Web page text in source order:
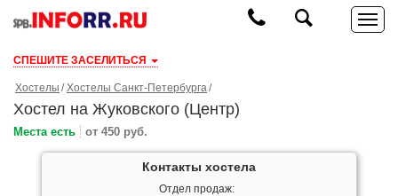
СПЕШИТЕ ЗАСЕЛИТЬСЯ
Хостелы Хостелы Санкт-Петербурга
Хостел на Жуковского (Центр)
Места есть от 450 руб.
Контакты хостела
Отдел продаж: